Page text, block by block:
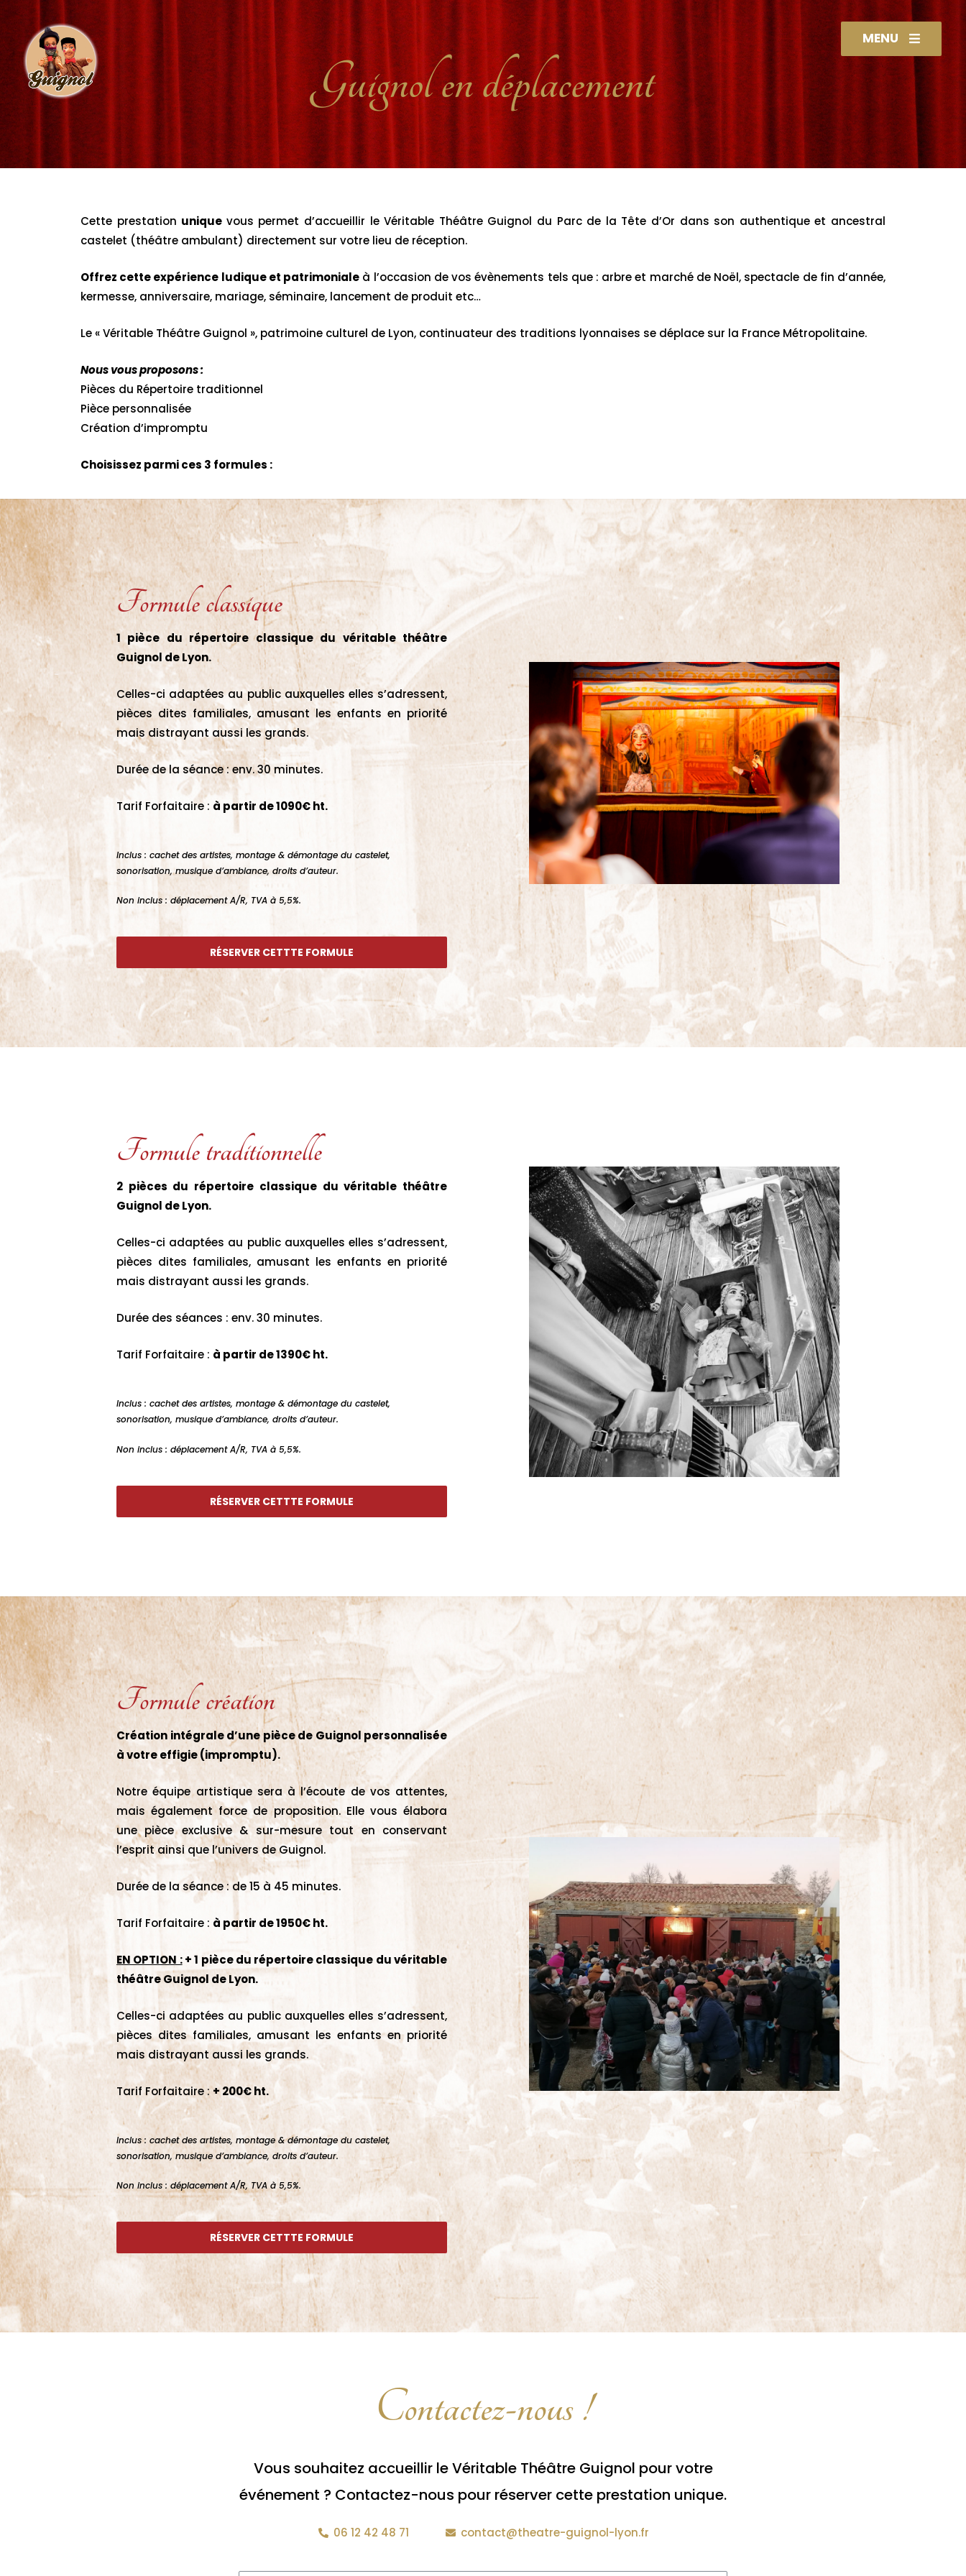
MENU
Guignol en déplacement
Cette prestation unique vous permet d’accueillir le Véritable Théâtre Guignol du Parc de la Tête d’Or dans son authentique et ancestral
castelet (théâtre ambulant) directement sur votre lieu de réception.
Offrez cette expérience ludique et patrimoniale à l’occasion de vos évènements tels que : arbre et marché de Noël, spectacle de fin d’année,
kermesse, anniversaire, mariage, séminaire, lancement de produit etc…
Le « Véritable Théâtre Guignol », patrimoine culturel de Lyon, continuateur des traditions lyonnaises se déplace sur la France Métropolitaine.
Nous vous proposons :
Pièces du Répertoire traditionnel
Pièce personnalisée
Création d’impromptu
Choisissez parmi ces 3 formules :
Formule classique
1 pièce du répertoire classique du véritable théâtre
Guignol de Lyon.
Celles-ci adaptées au public auxquelles elles s’adressent,
pièces dites familiales, amusant les enfants en priorité
mais distrayant aussi les grands.
Durée de la séance : env. 30 minutes.
Tarif Forfaitaire : à partir de 1090€ ht.
Inclus : cachet des artistes, montage & démontage du castelet,
sonorisation, musique d’ambiance, droits d’auteur.
Non inclus : déplacement A/R, TVA à 5,5%.
RÉSERVER CETTTE FORMULE
Formule traditionnelle
2 pièces du répertoire classique du véritable théâtre
Guignol de Lyon.
Celles-ci adaptées au public auxquelles elles s’adressent,
pièces dites familiales, amusant les enfants en priorité
mais distrayant aussi les grands.
Durée des séances : env. 30 minutes.
Tarif Forfaitaire : à partir de 1390€ ht.
Inclus : cachet des artistes, montage & démontage du castelet,
sonorisation, musique d’ambiance, droits d’auteur.
Non inclus : déplacement A/R, TVA à 5,5%.
RÉSERVER CETTTE FORMULE
Formule création
Création intégrale d’une pièce de Guignol personnalisée
à votre effigie (impromptu).
Notre équipe artistique sera à l’écoute de vos attentes,
mais également force de proposition. Elle vous élabora
une pièce exclusive & sur-mesure tout en conservant
l’esprit ainsi que l’univers de Guignol.
Durée de la séance : de 15 à 45 minutes.
Tarif Forfaitaire : à partir de 1950€ ht.
EN OPTION :+ 1 pièce du répertoire classique du véritable
théâtre Guignol de Lyon.
Celles-ci adaptées au public auxquelles elles s’adressent,
pièces dites familiales, amusant les enfants en priorité
mais distrayant aussi les grands.
Tarif Forfaitaire :+ 200€ ht.
Inclus : cachet des artistes, montage & démontage du castelet,
sonorisation, musique d’ambiance, droits d’auteur.
Non inclus : déplacement A/R, TVA à 5,5%.
RÉSERVER CETTTE FORMULE
Contactez-nous !
Vous souhaitez accueillir le Véritable Théâtre Guignol pour votre
événement ? Contactez-nous pour réserver cette prestation unique.
06 12 42 48 71 contact@theatre-guignol-lyon.fr